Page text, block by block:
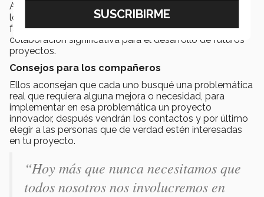
Acudir a la cumbre significó una gran oportunidad para
los alumnos, estar en el foro debioemprendimiento
favoreció a que generarán una red de contactos y
colaboración significativa para el desarrollo de futuros
proyectos.
Consejos para los compañeros
Ellos aconsejan que cada uno busqué una problemática
real que requiera alguna mejora o necesidad, para
implementar en esa problemática un proyecto
innovador, después vendrán los contactos y por último
elegir a las personas que de verdad estén interesadas
en tu proyecto.
“Hoy más que nunca necesitamos que
todos nosotros nos involucremos en